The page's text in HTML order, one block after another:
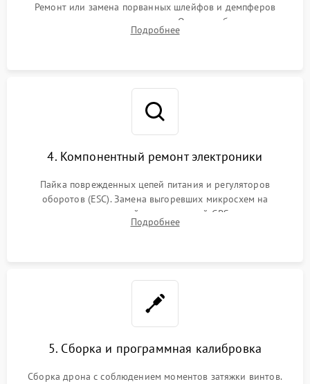
Ремонт или замена порванных шлейфов и демпферов
трехосевого подвеса камеры. Очистка объектива,
восстановление механизма фокусировки. Установка новых
Подробнее
4. Компонентный ремонт электроники
Пайка поврежденных цепей питания и регуляторов
оборотов (ESC). Замена выгоревших микросхем на
материнской плате, модулей GPS
Подробнее
5. Сборка и программная калибровка
Сборка дрона с соблюдением моментов затяжки винтов.